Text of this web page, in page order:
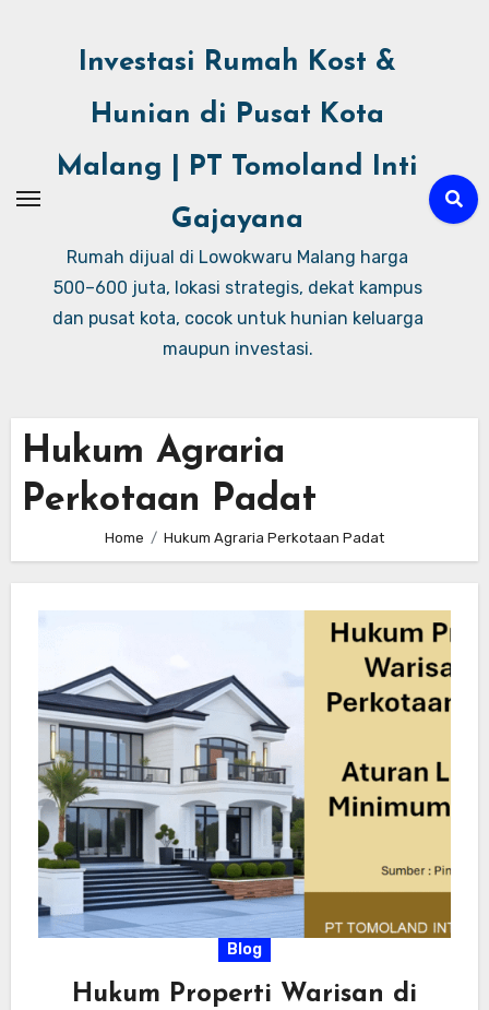
Investasi Rumah Kost &
Hunian di Pusat Kota
Malang | PT Tomoland Inti
Gajayana
Rumah dijual di Lowokwaru Malang harga
500–600 juta, lokasi strategis, dekat kampus
dan pusat kota, cocok untuk hunian keluarga
maupun investasi.
Hukum Agraria
Perkotaan Padat
Home Hukum Agraria Perkotaan Padat
Blog
Hukum Properti Warisan di